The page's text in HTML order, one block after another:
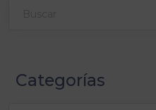
Categorías